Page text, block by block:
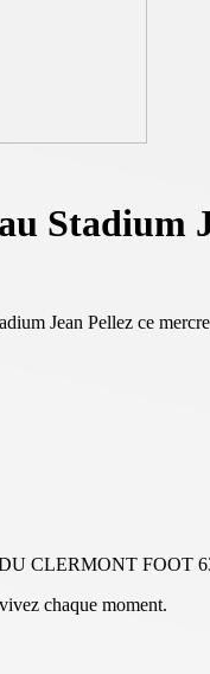
Jean Pellez ce
CLERMONT FOOT
chaque moment.